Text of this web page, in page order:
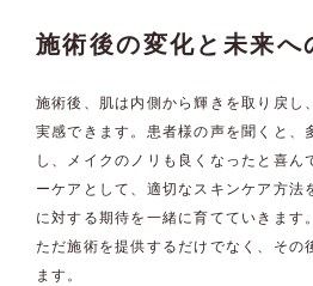
施術後の変化と未来へ
施術後、肌は内側から輝きを取り戻し
実感できます。患者様の声を聞くと、
し、メイクのノリも良くなったと喜ん
ーケアとして、適切なスキンケア方法
に対する期待を一緒に育てていきます
ただ施術を提供するだけでなく、その
ます。